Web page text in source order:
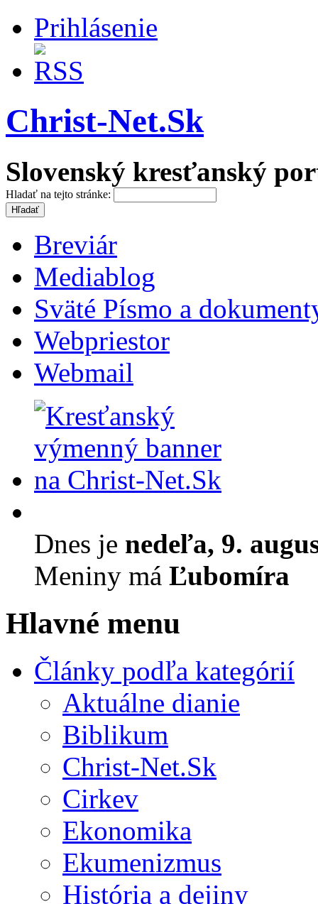
Prihlásenie
Christ-Net.Sk
Slovenský kresťanský
Hladať na tejto stránke:
Breviár
Mediablog
Sväté Písmo a
Webpriestor
Webmail
Dnes je nedeľa, 9.
Meniny má Ľubomíra
Hlavné menu
Články podľa kategórií
Aktuálne dianie
Biblikum
Christ-Net.Sk
Cirkev
Ekonomika
Ekumenizmus
História a dejiny